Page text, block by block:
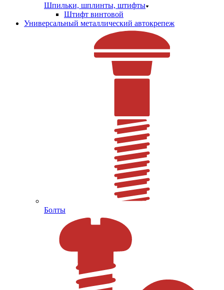
Шпильки, шплинты, штифты
Штифт винтовой
Универсальный металлический автокрепеж
Болты